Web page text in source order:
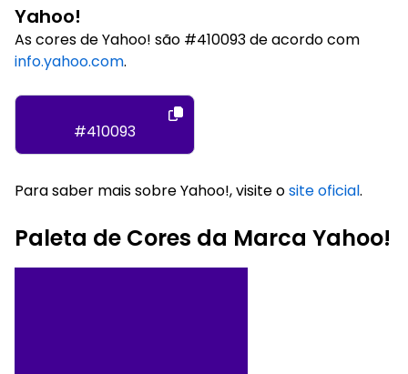
Yahoo!
As cores de Yahoo! são #410093 de acordo com
info.yahoo.com.
#410093
Para saber mais sobre Yahoo!, visite osite oficial.
Paleta de Cores da Marca Yahoo!